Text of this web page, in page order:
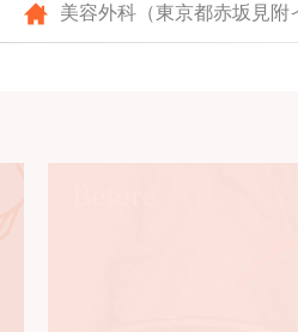
美容外科（東京都赤坂見附